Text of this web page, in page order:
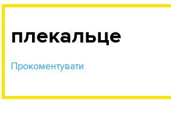
плекальце
Прокоментувати